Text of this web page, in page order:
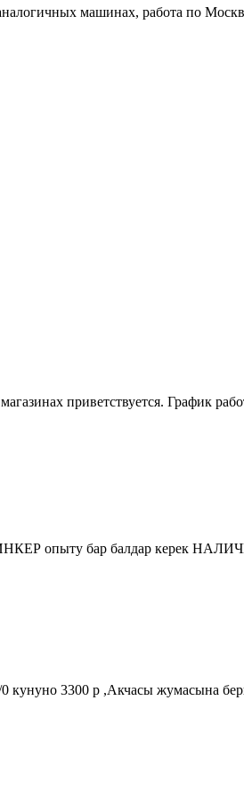
машинах, работа по
приветствуется. График
бар балдар керек НАЛИЧКА
кунуно 3300 р ,Акчасы жумасына